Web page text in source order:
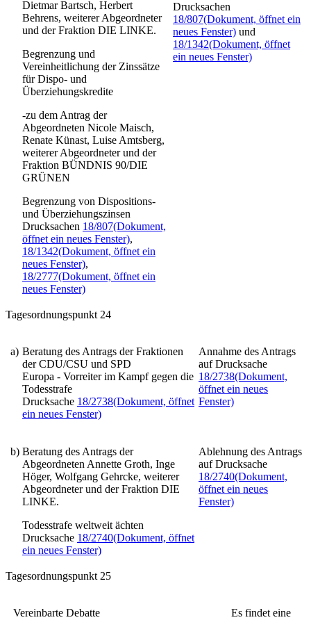
Dietmar Bartsch, Herbert
Behrens, weiterer Abgeordneter
und der Fraktion DIE LINKE.
Begrenzung und
Vereinheitlichung der Zinssätze
für Dispo- und
Überziehungskredite
-zu dem Antrag der
Abgeordneten Nicole Maisch,
Renate Künast, Luise Amtsberg,
weiterer Abgeordneter und der
Fraktion BÜNDNIS 90/DIE
GRÜNEN
Begrenzung von Dispositions-
und Überziehungszinsen
Drucksachen 18/807(Dokument,
öffnet ein neues Fenster),
18/1342(Dokument, öffnet ein
neues Fenster),
18/2777(Dokument, öffnet ein
neues Fenster)
Drucksachen
18/807(Dokument, öffnet ein
neues Fenster) und
18/1342(Dokument, öffnet
ein neues Fenster)
Tagesordnungspunkt 24
a) Beratung des Antrags der Fraktionen
der CDU/CSU und SPD
Europa - Vorreiter im Kampf gegen die
Todesstrafe
Drucksache 18/2738(Dokument, öffnet
ein neues Fenster)
Annahme des Antrags
auf Drucksache
18/2738(Dokument,
öffnet ein neues
Fenster)
b) Beratung des Antrags der
Abgeordneten Annette Groth, Inge
Höger, Wolfgang Gehrcke, weiterer
Abgeordneter und der Fraktion DIE
LINKE.
Todesstrafe weltweit ächten
Drucksache 18/2740(Dokument, öffnet
ein neues Fenster)
Ablehnung des Antrags
auf Drucksache
18/2740(Dokument,
öffnet ein neues
Fenster)
Tagesordnungspunkt 25
Vereinbarte Debatte
Es findet eine